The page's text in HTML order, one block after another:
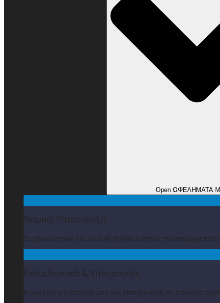
Open ΩΦΕΛΗΜΑΤΑ
Νομική Υποστήριξη
Συμβουλευτική και νομική βοήθεια στους
Εκπαιδευτικά & Υποτροφίες
Ευκαιρίες για εκπαίδευση και επασχόληση σε πολλούς